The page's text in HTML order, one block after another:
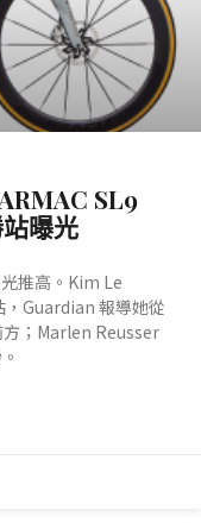
SL9
曝光
推高。Kim Le
Guardian 報導她從
；Marlen Reusser